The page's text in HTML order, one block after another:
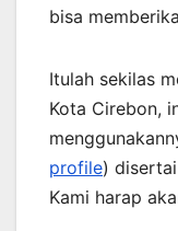
bisa
Itulah sekilas
Kota Cirebon,
profile)
Kami harap